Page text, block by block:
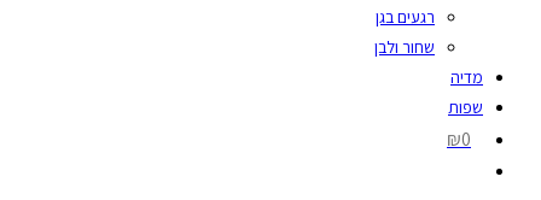
רגעים בגן
שחור ולבן
מדיה
שפות
₪0